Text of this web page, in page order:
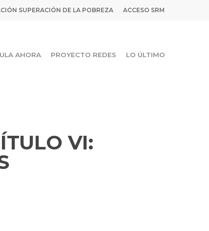
SUPERACIÓN DE LA POBREZA ACCESO SRM
AHORA PROYECTO REDES LO ÚLTIMO
VI: